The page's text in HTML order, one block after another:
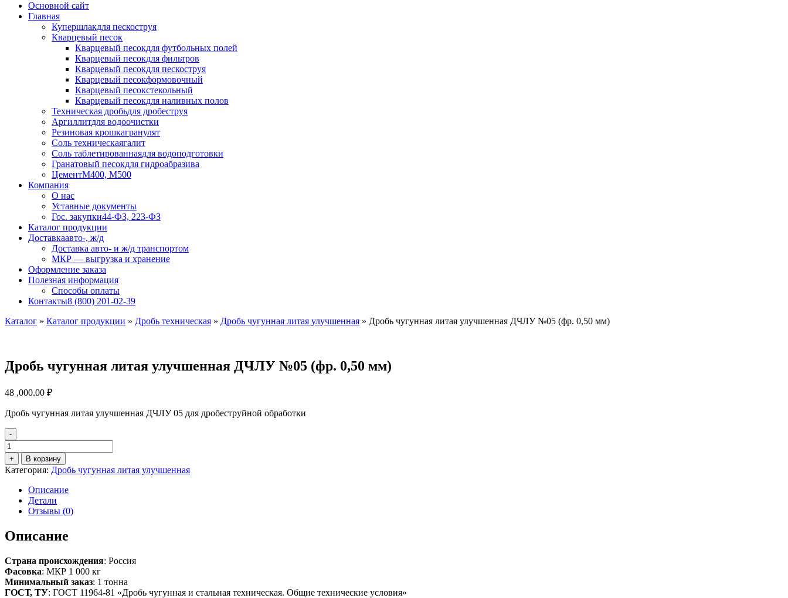
Основной сайт
Главная
Купершлакдля пескоструя
Кварцевый песок
Кварцевый песокдля футбольных полей
Кварцевый песокдля фильтров
Кварцевый песокдля пескоструя
Кварцевый песокформовочный
Кварцевый песокстекольный
Кварцевый песокдля наливных полов
Техническая дробьдля дробеструя
Аргиллитдля водоочистки
Резиновая крошкагранулят
Соль техническаягалит
Соль таблетированнаядля водоподготовки
Гранатовый песокдля гидроабразива
ЦементМ400, М500
Компания
О нас
Уставные документы
Гос. закупки44-ФЗ, 223-ФЗ
Каталог продукции
Доставкаавто-, ж/д
Доставка авто- и ж/д транспортом
МКР — выгрузка и хранение
Оформление заказа
Полезная информация
Способы оплаты
Контакты8 (800) 201-02-39
Каталог » Каталог продукции » Дробь техническая » Дробь чугунная литая улучшенная » Дробь чугунная литая улучшенная ДЧЛУ №05 (фр. 0,50 мм)
Дробь чугунная литая улучшенная ДЧЛУ №05 (фр. 0,50 мм)
48 ,000.00 ₽
Дробь чугунная литая улучшенная ДЧЛУ 05 для дробеструйной обработки
-
Количество
товара
Дробь
чугунная
литая
улучшенная
ДЧЛУ
(фр.
0,50
+ В корзину
Категория: Дробь чугунная литая улучшенная
Описание
Детали
Отзывы (0)
Описание
Страна происхождения: Россия
Фасовка: МКР 1 000 кг
Минимальный заказ: 1 тонна
ГОСТ, ТУ: ГОСТ 11964-81 «Дробь чугунная и стальная техническая. Общие технические условия»